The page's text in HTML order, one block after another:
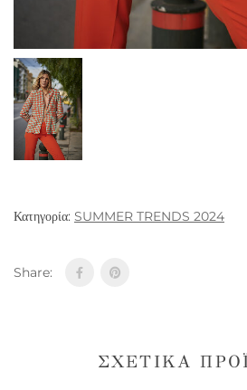
Κατηγορία: SUMMER TRENDS 2024
Share:
ΣΧΕΤΙΚΆ